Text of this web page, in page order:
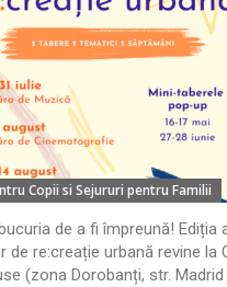
Copii si Sejururi pentru Familii
de a fi împreună! Ediția
de re:creație urbană revine la
(zona Dorobanți, str. Madrid